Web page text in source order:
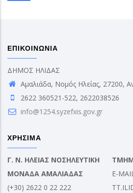
ΕΠΙΚΟΙΝΩΝΙΑ
ΔΗΜΟΣ ΗΛΙΔΑΣ
Αμαλιάδα, Νομός Ηλείας, 27200,
2622 360521-522, 2622038526
info@1254.syzefxis.gov.gr
ΧΡΗΣΙΜΑ
Γ. Ν. ΗΛΕΙΑΣ ΝΟΣΗΛΕΥΤΙΚΗ
ΜΟΝΑΔΑ ΑΜΑΛΙΑΔΑΣ
(+30) 2622 0 22 222
E-